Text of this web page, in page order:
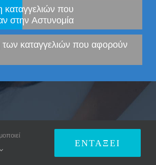
που
στην Αστυνομία
καταγγελιών που αφορούν
ΕΝΤΆΞΕΙ